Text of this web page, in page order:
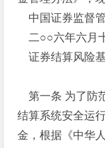
中国证券监督
二○○六年六月
证券结算风险
第一条 为了防
结算系统安全运
金，根据《中华